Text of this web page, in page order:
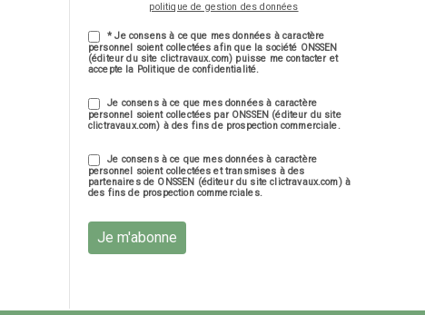
politique de gestion des données
* Je consens à ce que mes données à caractère
personnel soient collectées afin que la société ONSSEN
(éditeur du site clictravaux.com) puisse me contacter et
accepte la Politique de confidentialité.
Je consens à ce que mes données à caractère
personnel soient collectées par ONSSEN (éditeur du site
clictravaux.com) à des fins de prospection commerciale.
Je consens à ce que mes données à caractère
personnel soient collectées et transmises à des
partenaires de ONSSEN (éditeur du site clictravaux.com) à
des fins de prospection commerciales.
Je m'abonne